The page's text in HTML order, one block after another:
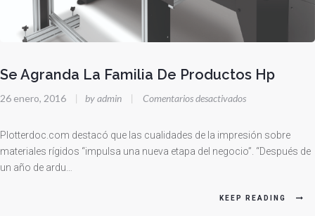
Se Agranda La Familia De Productos Hp
26 enero, 2016 | by admin | Comentarios desactivadosen
Agranda
La
Productos
Plotterdoc.com destacó que las cualidades de la impresión sobre
materiales rígidos “impulsa una nueva etapa del negocio”. “Después de
un año de ardu…
KEEP READING